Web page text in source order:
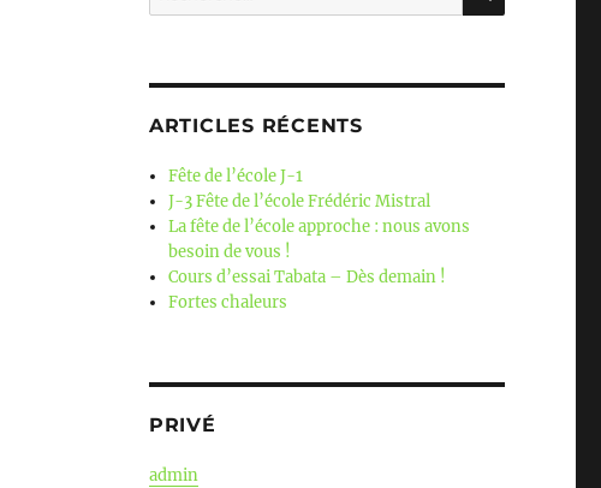
pour :
ARTICLES RÉCENTS
Fête de l’école J-1
J-3 Fête de l’école Frédéric Mistral
La fête de l’école approche : nous avons
besoin de vous !
Cours d’essai Tabata – Dès demain !
Fortes chaleurs
PRIVÉ
admin